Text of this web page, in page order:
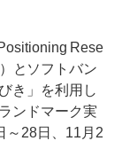
Rese
とソフトバン
き」を利用し
ンドマーク実
～28日、11月2